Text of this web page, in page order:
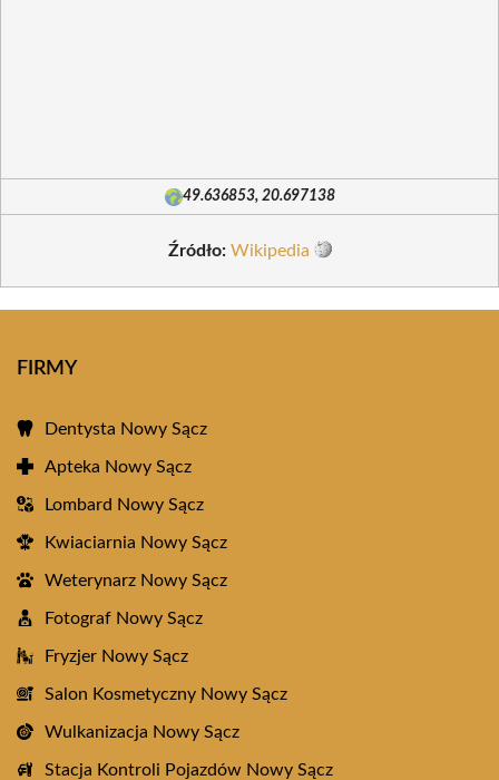
49.636853, 20.697138
Źródło: Wikipedia
FIRMY
Dentysta Nowy Sącz
Apteka Nowy Sącz
Lombard Nowy Sącz
Kwiaciarnia Nowy Sącz
Weterynarz Nowy Sącz
Fotograf Nowy Sącz
Fryzjer Nowy Sącz
Salon Kosmetyczny Nowy Sącz
Wulkanizacja Nowy Sącz
Stacja Kontroli Pojazdów Nowy Sącz